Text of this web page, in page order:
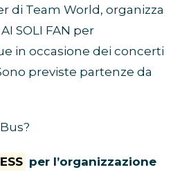
di Team World, organizza
SOLI FAN per
in occasione dei concerti
previste partenze da
per l’organizzazione